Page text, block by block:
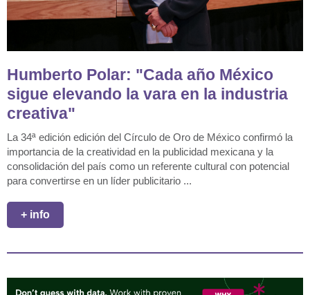
Humberto Polar: "Cada año México
sigue elevando la vara en la industria
creativa"
La 34ª edición edición del Círculo de Oro de México confirmó la
importancia de la creatividad en la publicidad mexicana y la
consolidación del país como un referente cultural con potencial
para convertirse en un líder publicitario ...
+ info